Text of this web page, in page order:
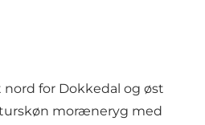
for Dokkedal og øst
moræneryg med